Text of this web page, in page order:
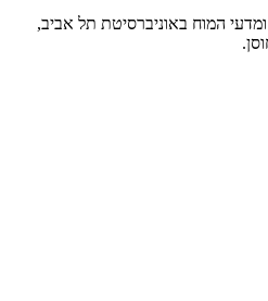
ומדעי המוח באוניברסיטת תל אביב,